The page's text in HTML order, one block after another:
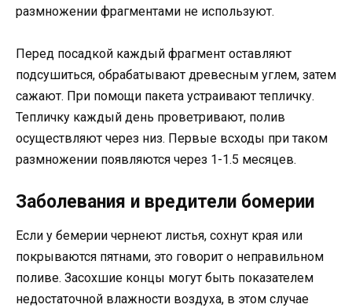
размножении фрагментами не используют.
Перед посадкой каждый фрагмент оставляют
подсушиться, обрабатывают древесным углем, затем
сажают. При помощи пакета устраивают тепличку.
Тепличку каждый день проветривают, полив
осуществляют через низ. Первые всходы при таком
размножении появляются через 1-1.5 месяцев.
Заболевания и вредители бомерии
Если у бемерии чернеют листья, сохнут края или
покрываются пятнами, это говорит о неправильном
поливе. Засохшие концы могут быть показателем
недостаточной влажности воздуха, в этом случае